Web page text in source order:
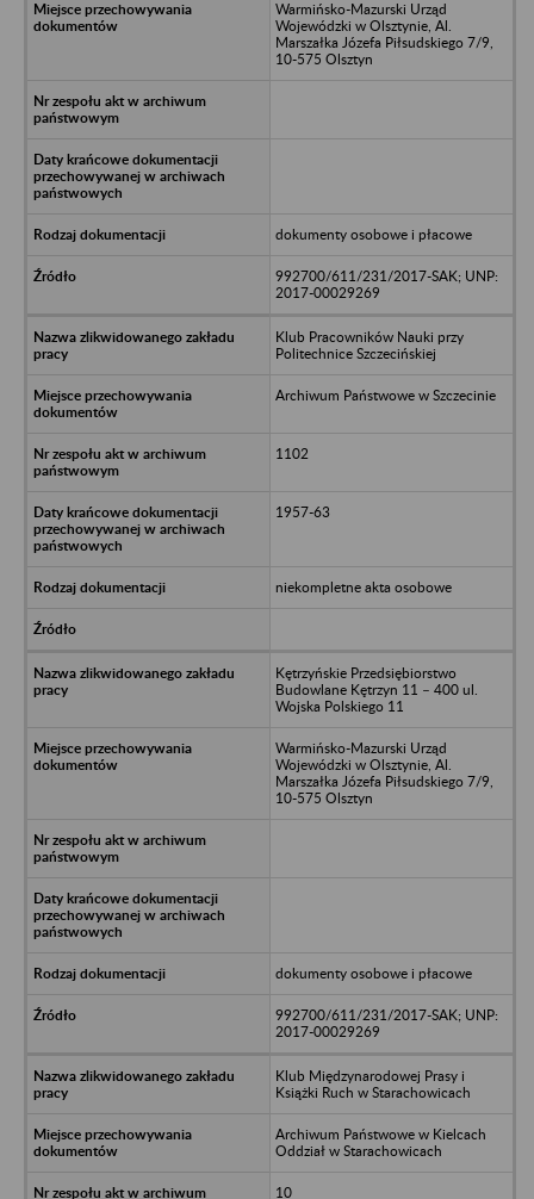
Warmińsko-Mazurski Urząd
Wojewódzki w Olsztynie, Al.
Marszałka Józefa Piłsudskiego 7/9,
10-575 Olsztyn
dokumenty osobowe i płacowe
992700/611/231/2017-SAK; UNP:
2017-00029269
Klub Pracowników Nauki przy
Politechnice Szczecińskiej
Archiwum Państwowe w Szczecinie
1102
1957-63
niekompletne akta osobowe
Kętrzyńskie Przedsiębiorstwo
Budowlane Kętrzyn 11 – 400 ul.
Wojska Polskiego 11
Warmińsko-Mazurski Urząd
Wojewódzki w Olsztynie, Al.
Marszałka Józefa Piłsudskiego 7/9,
10-575 Olsztyn
dokumenty osobowe i płacowe
992700/611/231/2017-SAK; UNP:
2017-00029269
Klub Międzynarodowej Prasy i
Książki Ruch w Starachowicach
Archiwum Państwowe w Kielcach
Oddział w Starachowicach
10